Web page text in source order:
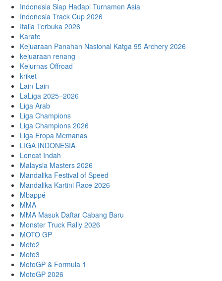
Indonesia Siap Hadapi Turnamen Asia
Indonesia Track Cup 2026
Italia Terbuka 2026
Karate
Kejuaraan Panahan Nasional Katga 95 Archery 2026
kejuaraan renang
Kejurnas Offroad
kriket
Lain-Lain
LaLiga 2025–2026
Liga Arab
Liga Champions
Liga Champions 2026
Liga Eropa Memanas
LIGA INDONESIA
Loncat Indah
Malaysia Masters 2026
Mandalika Festival of Speed
Mandalika Kartini Race 2026
Mbappé
MMA
MMA Masuk Daftar Cabang Baru
Monster Truck Rally 2026
MOTO GP
Moto2
Moto3
MotoGP & Formula 1
MotoGP 2026